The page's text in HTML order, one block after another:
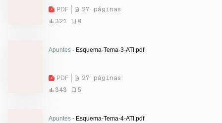
PDF
27 páginas
321
8
Apuntes - Esquema-Tema-3-ATI.pdf
PDF
27 páginas
343
5
Apuntes - Esquema-Tema-4-ATI.pdf